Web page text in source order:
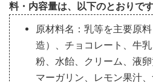
料・内容量は、以下のとおりです
原材料名：乳等を主要原
造）、チョコレート、牛
粉、水飴、クリーム、液卵
マーガリン、レモン果汁、